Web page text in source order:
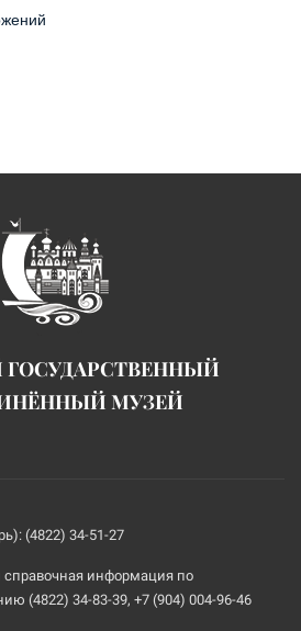
ГОСУДАРСТВЕННЫЙ
МУЗЕЙ
(4822) 34-51-27
справочная информация по
(4822) 34-83-39, +7 (904) 004-96-46